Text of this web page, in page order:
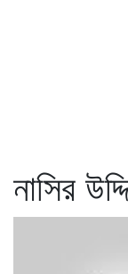
নাসির